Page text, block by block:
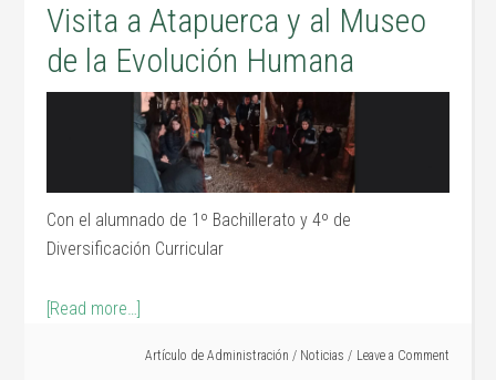
Visita a Atapuerca y al Museo
de la Evolución Humana
Con el alumnado de 1º Bachillerato y 4º de
Diversificación Curricular
[Read more…]
Artículo de Administración / Noticias Leave a Comment